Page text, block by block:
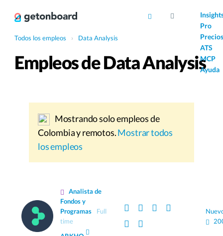
Pro
Precios
ATS
MCP
Ayuda
Todos los empleos › Data Analysis
Empleos de Data Analysis
Mostrando solo empleos de
Colombia y remotos.Mostrar todos
los empleos
Analista de
Fondos y
Programas
Full
time